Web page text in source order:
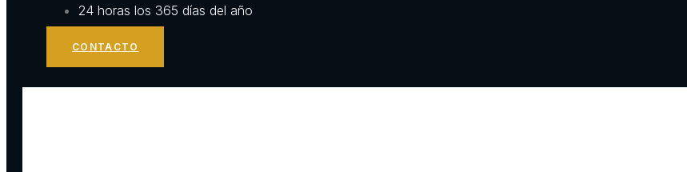
24 horas los 365 días del año
CONTACTO